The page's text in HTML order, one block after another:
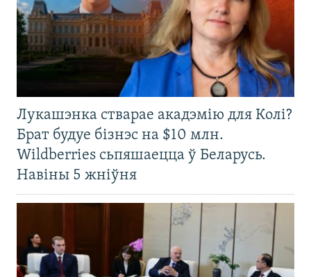
Лукашэнка стварае акадэмію для Колі?
Брат будуе бізнэс на $10 млн.
Wildberries сьпяшаецца ў Беларусь.
Навіны 5 жніўня